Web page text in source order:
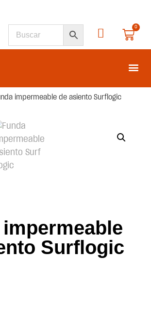
0
impermeable de asiento Surflogic
Surflogic